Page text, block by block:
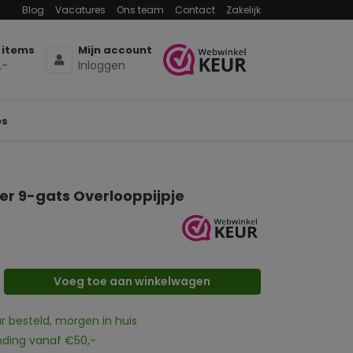
Blog Vacatures Ons team Contact Zakelijk
items Mijn account
Inloggen
9-gats Overlooppijpje
Voeg toe aan winkelwagen
besteld, morgen in huis
vanaf €50,-